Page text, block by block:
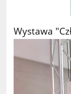
Wystawa